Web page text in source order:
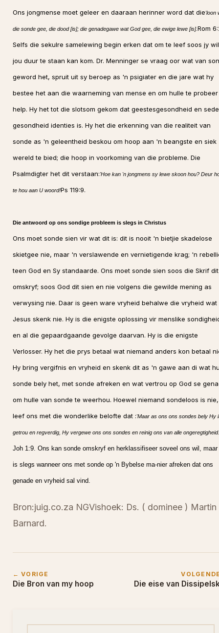
Ons jongmense moet geleer en daaraan herinner word dat die'loon
die sonde gee, die dood [is]; die genadegawe wat God gee, die ewige lewe [is].Rom
Selfs die sekulre samelewing begin erken dat om te leef soos jy
jou duur te staan kan kom. Dr. Menninger se vraag oor wat van
geword het, spruit uit sy beroep as 'n psigiater en die jare wat hy
bestee het aan die waarneming van mense en om hulle te probeer
help. Hy het tot die slotsom gekom dat geestesgesondheid en
gesondheid identies is. Hy het die erkenning van die realiteit van
sonde as 'n geleentheid beskou om hoop aan 'n beangste en siek
wereld te bied; die hoop in voorkoming van die probleme. Die
Psalmdigter het dit verstaan:'Hoe kan 'n jongmens sy lewe skoon hou? Deur
te hou aan U woord!Ps 119:9.
Die antwoord op ons sondige probleem is slegs in Christus
Ons moet sonde sien vir wat dit is: dit is nooit 'n bietjie skadelose
skietgee nie, maar 'n verslawende en vernietigende krag; 'n
teen God en Sy standaarde. Ons moet sonde sien soos die Skrif dit
omskryf; soos God dit sien en nie volgens die gewilde mening as
verwysing nie. Daar is geen ware vryheid behalwe die vryheid wat
Jesus skenk nie. Hy is die enigste oplossing vir menslike
en al die gepaardgaande gevolge daarvan. Hy is die enigste
Verlosser. Hy het die prys betaal wat niemand anders kon betaal
Hy bring vergifnis en vryheid en skenk dit as 'n gawe aan di wat
sonde bely het, met sonde afreken en wat vertrou op God se
om hulle van sonde te weerhou. Hoewel niemand sondeloos is nie,
leef ons met die wonderlike belofte dat :'Maar as ons ons sondes bely Hy
getrou en regverdig, Hy vergewe ons ons sondes en reinig ons van alle ongeregtigheid.
Joh 1:9. Ons kan sonde omskryf en herklassifiseer soveel ons wil, maar
is slegs wanneer ons met sonde op 'n Bybelse ma-nier afreken dat ons
genade en vryheid sal vind.
Bron:juig.co.za NGVishoek: Ds. ( dominee ) Martin
Barnard.
← VORIGE
Die Bron van my hoop Die eise van